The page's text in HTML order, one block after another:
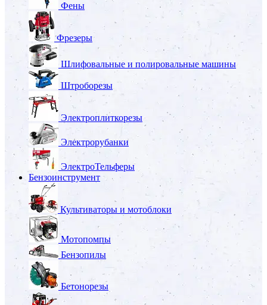
Фены
Фрезеры
Шлифовальные и полировальные машины
Штроборезы
Электроплиткорезы
Электрорубанки
ЭлектроТельферы
Бензоинструмент
Культиваторы и мотоблоки
Мотопомпы
Бензопилы
Бетонорезы